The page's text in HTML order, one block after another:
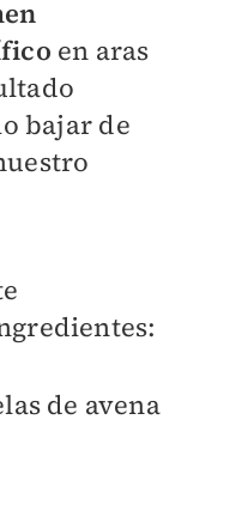
en aras
bajar de
de avena